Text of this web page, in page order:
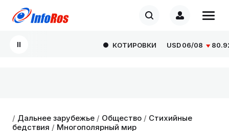
КОТИРОВКИ USD06/08 80.9293
/ Дальнее зарубежье / Общество / Стихийные
бедствия / Многополярный мир